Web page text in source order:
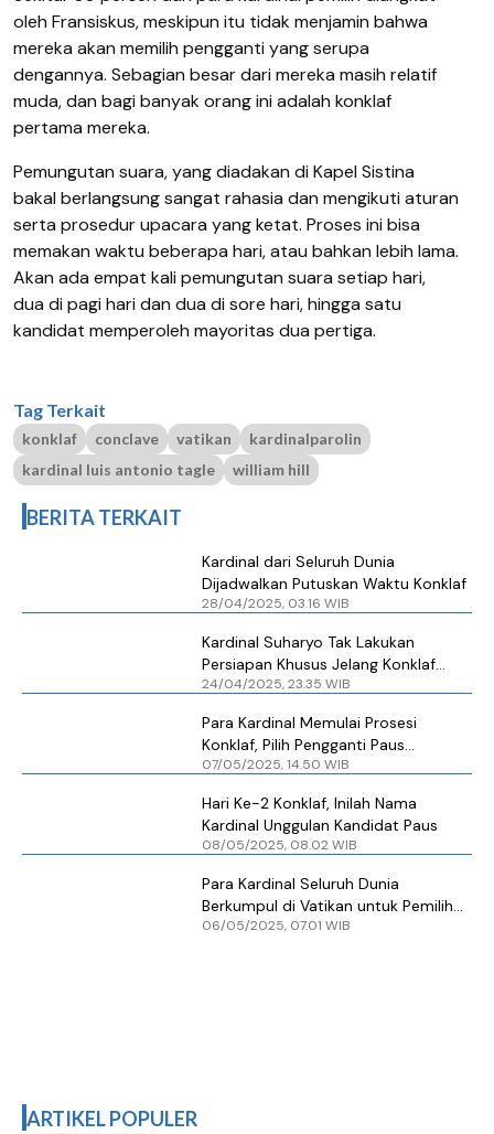
oleh Fransiskus, meskipun itu tidak menjamin bahwa
mereka akan memilih pengganti yang serupa
dengannya. Sebagian besar dari mereka masih relatif
muda, dan bagi banyak orang ini adalah konklaf
pertama mereka.
Pemungutan suara, yang diadakan di Kapel Sistina
bakal berlangsung sangat rahasia dan mengikuti aturan
serta prosedur upacara yang ketat. Proses ini bisa
memakan waktu beberapa hari, atau bahkan lebih lama.
Akan ada empat kali pemungutan suara setiap hari,
dua di pagi hari dan dua di sore hari, hingga satu
kandidat memperoleh mayoritas dua pertiga.
Tag Terkait
konklaf conclave vatikan
kardinalparolin
kardinal luis antonio tagle
william hill
BERITA TERKAIT
Kardinal dari Seluruh Dunia
Dijadwalkan Putuskan Waktu Konklaf
28/04/2025, 03.16 WIB
Kardinal Suharyo Tak Lakukan
Persiapan Khusus Jelang Konklaf
Pengganti Paus Fransiskus
24/04/2025, 23.35 WIB
Para Kardinal Memulai Prosesi
Konklaf, Pilih Pengganti Paus
Fransiskus
07/05/2025, 14.50 WIB
Hari Ke-2 Konklaf, Inilah Nama
Kardinal Unggulan Kandidat Paus
08/05/2025, 08.02 WIB
Para Kardinal Seluruh Dunia
Berkumpul di Vatikan untuk Pemilihan
Paus
06/05/2025, 07.01 WIB
ARTIKEL POPULER